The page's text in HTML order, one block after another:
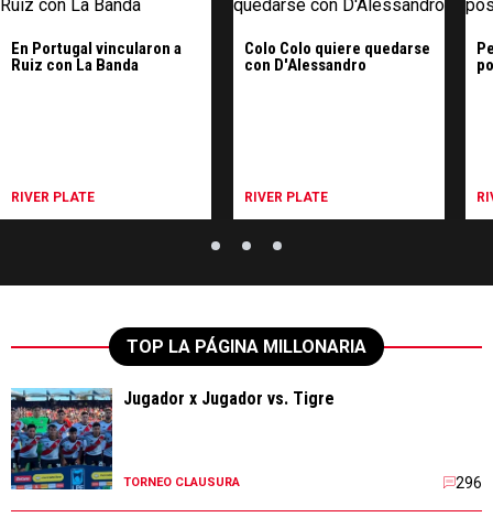
En Portugal vincularon a
Ruiz con La Banda
RIVER PLATE
Colo Colo quiere quedarse
con D'Alessandro
RIVER PLATE
TOP LA PÁGINA MILLONARIA
Jugador x Jugador vs. Tigre
TORNEO CLAUSURA 296